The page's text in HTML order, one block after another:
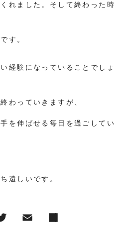
れました。そして終わった時
す。
経験になっていることでしょ
わっていきますが、
を伸ばせる毎日を過ごしてい
遠しいです。